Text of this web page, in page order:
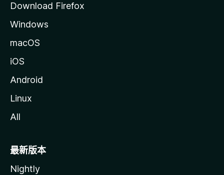
Download Firefox
Windows
macOS
iOS
Android
Linux
All
最新版本
Nightly